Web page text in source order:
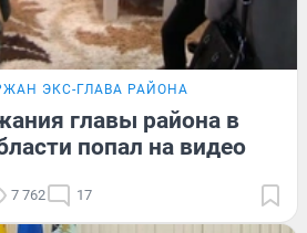
ЭКС-ГЛАВА РАЙОНА
главы района в
попал на видео
7 762 17